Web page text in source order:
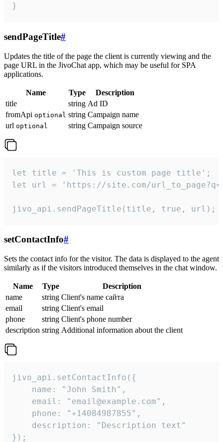
}
sendPageTitle#
Updates the title of the page the client is currently viewing and the
page URL in the JivoChat app, which may be useful for SPA
applications.
Name Type
Description
title
string Ad ID
fromApi optional string Campaign name
url optional string Campaign source
let title = 'This is custom page title';
let url = 'https://site.com/
jivo_api.sendPageTitle(title, true, url);
setContactInfo#
Sets the contact info for the visitor. The data is displayed to the agent
similarly as if the visitors introduced themselves in the chat window.
Name Type
Description
name
string Client's name сайта
email
string Client's email
phone
string Client's phone number
description string Additional information about the client
jivo_api.setContactInfo({
    name: "John Smith",
    email: "email@example.com",
    phone: "+14084987855",
    description: "Description text"
});